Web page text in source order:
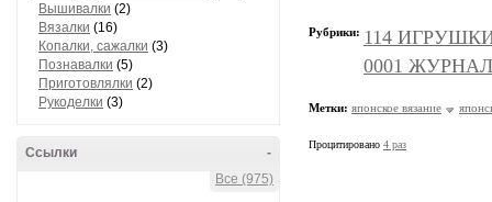
Вышивалки (2)
Вязалки (16)
Копалки, сажалки (3)
Познавалки (5)
Приготовлялки (2)
Рукоделки (3)
-
Ссылки
Все (975)
Рубрики: 114 ИГРУШКИ
0001
Метки: японское вязание
Процитировано 4 раз